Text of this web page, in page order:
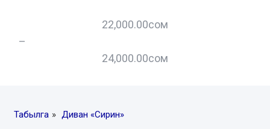
22,000.00сом
–
24,000.00сом
Табылга » Диван «Сирин»